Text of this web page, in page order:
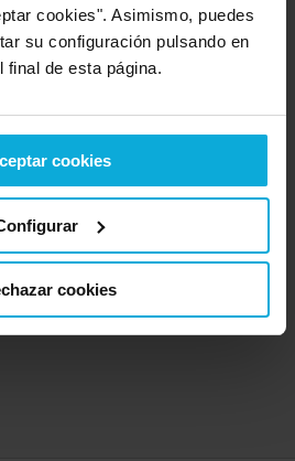
cookies". Asimismo, puedes
su configuración pulsando en
de esta página.
cookies
cookies